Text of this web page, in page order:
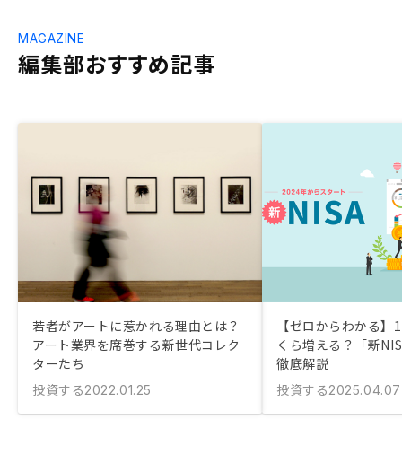
編集部おすすめ記事
MAGAZINE
若者がアートに惹かれる理由とは？
アート業界を席巻する新世代コレク
ターたち
投資する2022.01.25
【ゼロからわかる
くら増える？「新
徹底解説
投資する2025.04.07